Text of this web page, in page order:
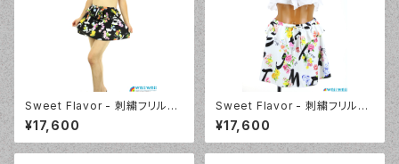
Sweet Flavor - 刺繍フリルプ
リントスカート付 3点セット（33
7020 - 12:ブラック）
¥17,600
Sweet Flavor - 刺繍フリルプ
リントスカート付 3点セット（33
7020 - 09:ホワイト）
¥17,600